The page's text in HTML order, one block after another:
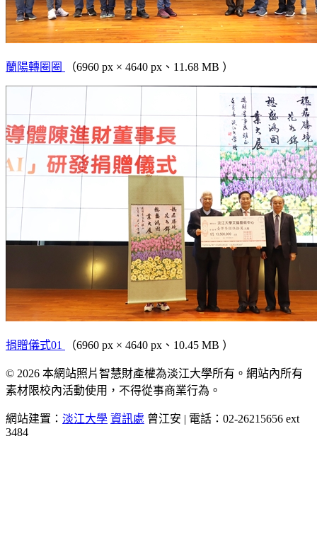
蘭陽轉圈圈 （6960 px × 4640 px、11.68 MB ）
捐贈儀式01 （6960 px × 4640 px、10.45 MB ）
© 2026 本網站照片智慧財產權為淡江大學所有。網站內所有
素材限校內活動使用，不得從事商業行為。
網站建置： 淡江大學 資訊處 曾江安 | 電話：02-26215656 ext
3484